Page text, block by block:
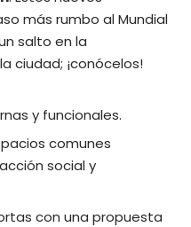
más rumbo al Mundial
salto en la
ciudad; ¡conócelos!
y funcionales.
comunes
social y
con una propuesta